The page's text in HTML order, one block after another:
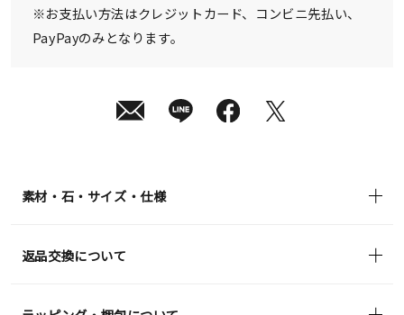
※お支払い方法はクレジットカード、コンビニ先払い、
PayPayのみとなります。
素材・石・サイズ・仕様
返品交換について